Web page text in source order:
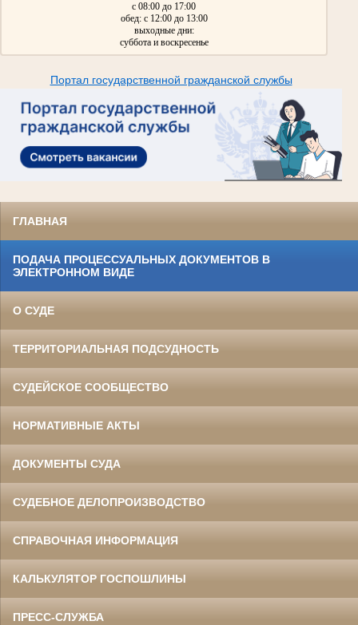
с 08:00 до 17:00
обед: с 12:00 до 13:00
выходные дни:
суббота и воскресенье
Портал государственной гражданской службы
ГЛАВНАЯ
ПОДАЧА ПРОЦЕССУАЛЬНЫХ ДОКУМЕНТОВ В
ЭЛЕКТРОННОМ ВИДЕ
О СУДЕ
ТЕРРИТОРИАЛЬНАЯ ПОДСУДНОСТЬ
СУДЕЙСКОЕ СООБЩЕСТВО
НОРМАТИВНЫЕ АКТЫ
ДОКУМЕНТЫ СУДА
СУДЕБНОЕ ДЕЛОПРОИЗВОДСТВО
СПРАВОЧНАЯ ИНФОРМАЦИЯ
КАЛЬКУЛЯТОР ГОСПОШЛИНЫ
ПРЕСС-СЛУЖБА